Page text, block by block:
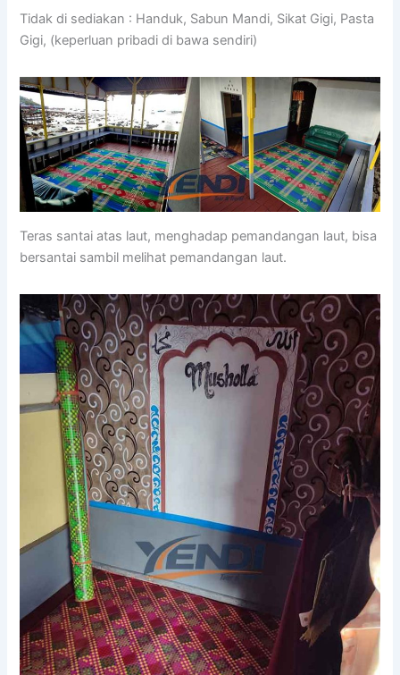
Tidak di sediakan : Handuk, Sabun Mandi, Sikat Gigi, Pasta
Gigi, (keperluan pribadi di bawa sendiri)
Teras santai atas laut, menghadap pemandangan laut, bisa
bersantai sambil melihat pemandangan laut.